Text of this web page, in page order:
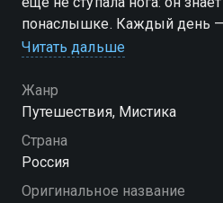
понаслышке. Каждый день
саванны, ледяные пустоши и
настоящему открытию:
маршрутов, а есть только
восторг от неизведанного.
путешествия» — смотрите
Читать дальше
Жанр
Путешествия, Мистика
Страна
Россия
Оригинальное название